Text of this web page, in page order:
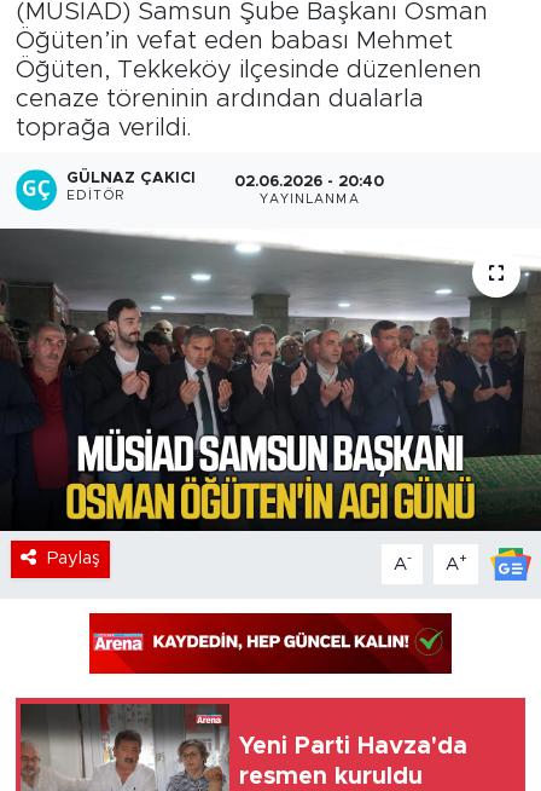
(MÜSİAD) Samsun Şube Başkanı Osman
Öğüten’in vefat eden babası Mehmet
Öğüten, Tekkeköy ilçesinde düzenlenen
cenaze töreninin ardından dualarla
toprağa verildi.
GÜLNAZ ÇAKICI
EDITÖR
02.06.2026 - 20:40
YAYINLANMA
Paylaş A- A+
Yeni Parti Havza'da
resmen kuruldu